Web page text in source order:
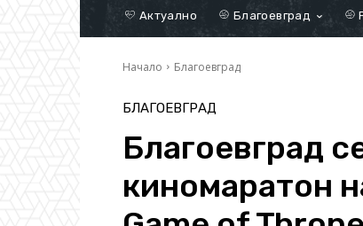
Актуално Благоевград
Начало Благоевград
БЛАГОЕВГРАД
Благоевград
киномаратон